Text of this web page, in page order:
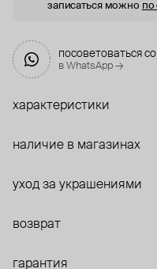
записаться можно по
посоветоваться
в WhatsApp →
характеристики
наличие в магазинах
уход за украшениями
возврат
гарантия